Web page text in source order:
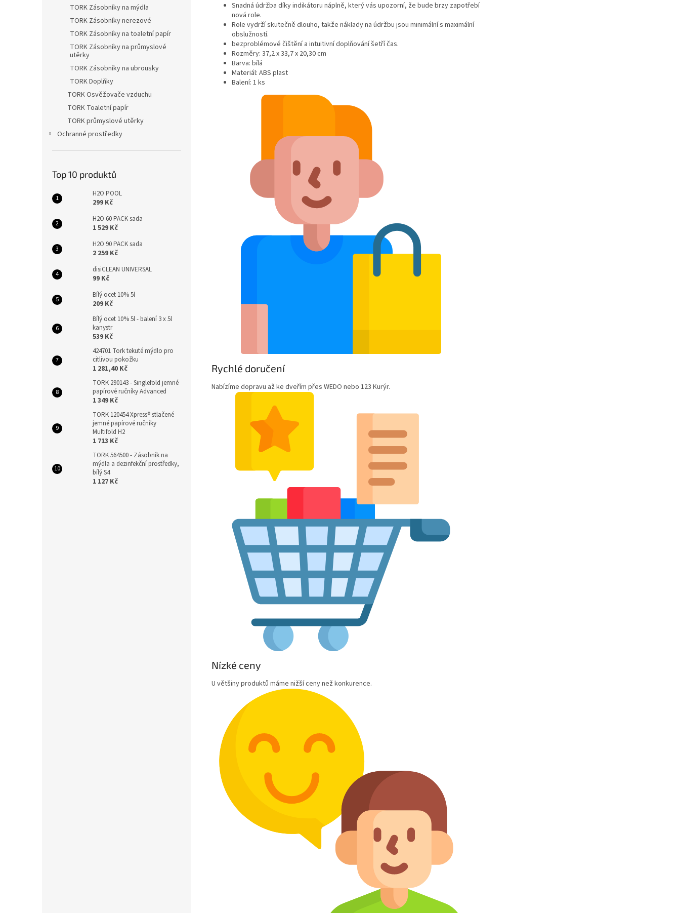
TORK Zásobníky na mýdla
TORK Zásobníky nerezové
TORK Zásobníky na toaletní papír
TORK Zásobníky na průmyslové
utěrky
TORK Zásobníky na ubrousky
TORK Doplňky
TORK Osvěžovače vzduchu
TORK Toaletní papír
TORK průmyslové utěrky
Ochranné prostředky
Top 10 produktů
H2O POOL
299 Kč
H2O 60 PACK sada
1 529 Kč
H2O 90 PACK sada
2 259 Kč
disiCLEAN UNIVERSAL
99 Kč
Bílý ocet 10% 5l
209 Kč
Bílý ocet 10% 5l - balení 3 x 5l
kanystr
539 Kč
424701 Tork tekuté mýdlo pro
citlivou pokožku
1 281,40 Kč
TORK 290143 - Singlefold jemné
papírové ručníky Advanced
1 349 Kč
TORK 120454 Xpress® stlačené
jemné papírové ručníky
Multifold H2
1 713 Kč
TORK 564500 - Zásobník na
mýdla a dezinfekční prostředky,
bílý S4
1 127 Kč
Snadná údržba díky indikátoru náplně, který vás upozorní, že bude brzy zapotřebí
nová role.
Role vydrží skutečně dlouho, takže náklady na údržbu jsou minimální s maximální
obslužností.
bezproblémové čištění a intuitivní doplňování šetří čas.
Rozměry: 37,2 x 33,7 x 20,30 cm
Barva: bílá
Materiál: ABS plast
Balení: 1 ks
Rychlé doručení
Nabízíme dopravu až ke dveřím přes WEDO nebo 123 Kurýr.
Nízké ceny
U většiny produktů máme nižší ceny než konkurence.